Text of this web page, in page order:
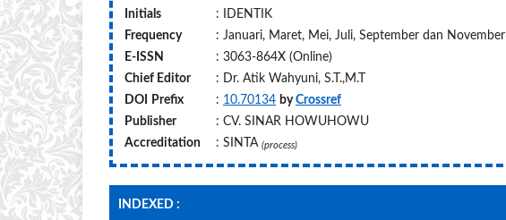
Initials
: IDENTIK
Frequency
: Januari, Maret, Mei, Juli, September dan November
E-ISSN
: 3063-864X (Online)
Chief Editor
: Dr. Atik Wahyuni, S.T.,M.T
DOI
Prefix : 10.70134 byCrossref
Publisher
: CV. SINAR HOWUHOWU
Accreditation
: SINTA (process)
INDEXED :